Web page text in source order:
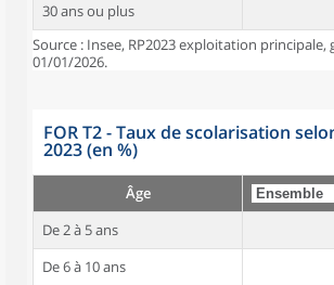
30 ans ou plus
Source : Insee, RP2023 exploitation principale,
01/01/2026.
FOR T2 - Taux de scolarisation
2023 (en %)
Âge
De 2 à 5 ans
De 6 à 10 ans